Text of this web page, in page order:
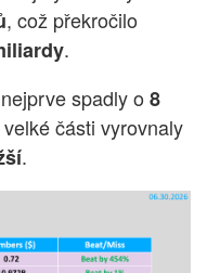
, což překročilo
.
nejprve spadly o 8
části vyrovnaly
.